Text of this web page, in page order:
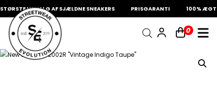
UDVALG AF SJÆLDNE SNEAKERS PRISGARANTI 100% ÆGTE
0
INDKØBSKURV
Fri fragt på sneakers 60 dages returret
Din kurv er tom.